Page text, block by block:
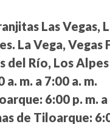
Las Vegas,
La Vega, Vegas
del Río, Los
a. m. a 7:00 a. m.
6:00 p. m.
de Tiloarque: